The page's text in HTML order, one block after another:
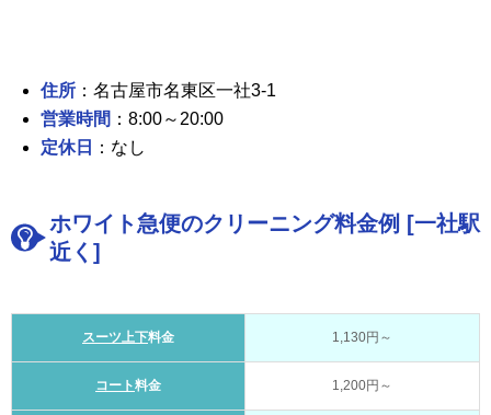
住所 ：名古屋市名東区一社3-1
営業時間 ：8:00～20:00
定休日
：なし
ホワイト急便のクリーニング料金例 [一社駅
近く]
スーツ上下料金 1,130円～
コート料金 1,200円～